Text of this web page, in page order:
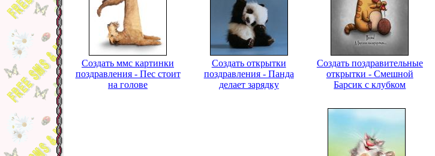
Создать ммс картинки
поздравления - Пес стоит
на голове
Создать открытки
поздравления - Панда
делает зарядку
Создать поздравительные
открытки - Смешной
Барсик с клубком